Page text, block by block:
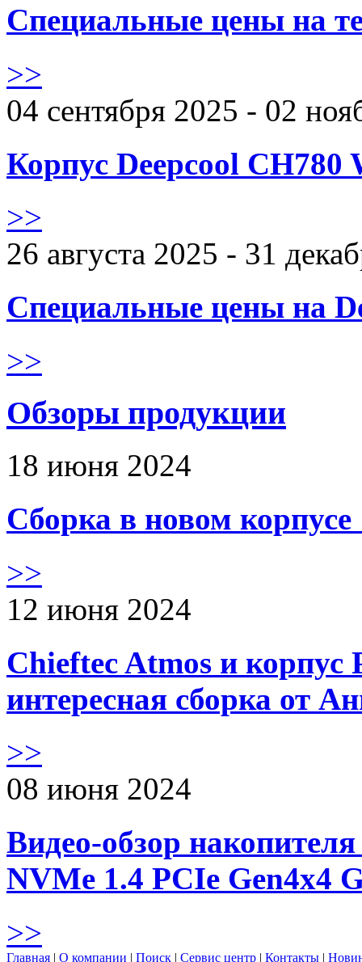
Специальные цены на
>>
04 сентября 2025 - 02
Корпус Deepcool CH780
>>
26 августа 2025 - 31
Специальные цены на
>>
Обзоры продукции
18 июня 2024
Сборка в новом
>>
12 июня 2024
Chieftec Atmos и корпус
интересная сборка от
>>
08 июня 2024
Видео-обзор
NVMe 1.4 PCIe Gen4х4
>>
Главная | О компании | Поиск | Сервис центр | Контакты |